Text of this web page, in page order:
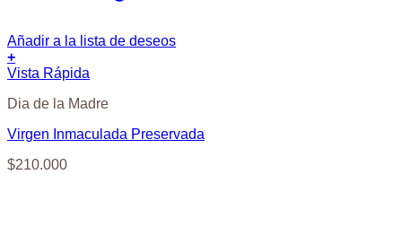
Añadir a la lista de deseos
+
Vista Rápida
Dia de la Madre
Virgen Inmaculada Preservada
$210.000